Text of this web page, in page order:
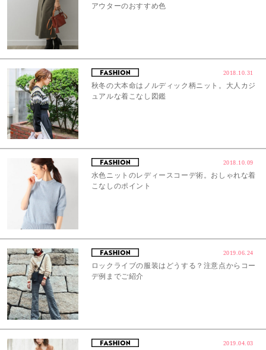
アウターのおすすめ色
2018.10.31
秋冬の大本命はノルディック柄ニット。大人カジ
ュアルな着こなし図鑑
2018.10.09
水色ニットのレディースコーデ術。おしゃれな着
こなしのポイント
2019.06.24
ロックライブの服装はどうする？注意点からコー
デ例までご紹介
2019.04.03